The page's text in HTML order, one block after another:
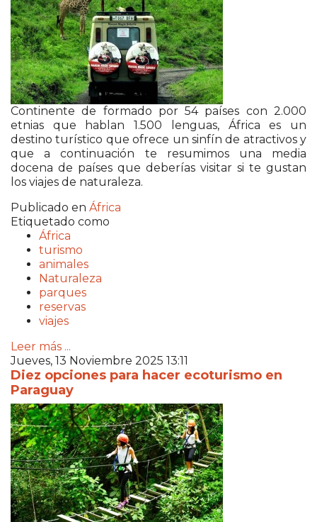
Continente de formado por 54 países con 2.000
etnias que hablan 1.500 lenguas, África es un
destino turístico que ofrece un sinfín de atractivos y
que a continuación te resumimos una media
docena de países que deberías visitar si te gustan
los viajes de naturaleza.
Publicado en África
Etiquetado como
África
turismo
animales
Naturaleza
parques
reservas
viajes
Leer más ...
Jueves, 13 Noviembre 2025 13:11
Diez opciones para hacer ecoturismo en
Paraguay